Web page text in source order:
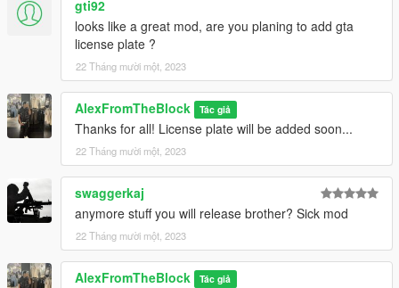
gti92
looks like a great mod, are you planing to add gta
license plate ?
22 Tháng mười một, 2023
AlexFromTheBlock Tác giả
Thanks for all! License plate will be added soon...
22 Tháng mười một, 2023
swaggerkaj
anymore stuff you will release brother? Sick mod
22 Tháng mười một, 2023
AlexFromTheBlock Tác giả